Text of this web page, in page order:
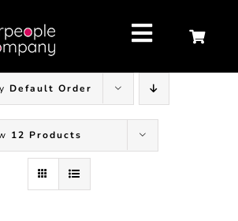
Toggle
Default Order
12 Products